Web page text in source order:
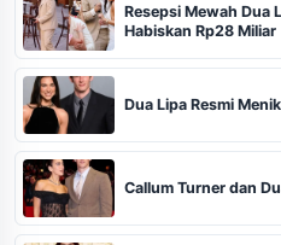
Resepsi Mewah Dua
Habiskan Rp28 Miliar
Dua Lipa Resmi
Callum Turner dan